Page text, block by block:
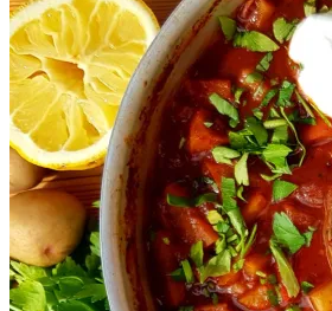
CampingBackofen